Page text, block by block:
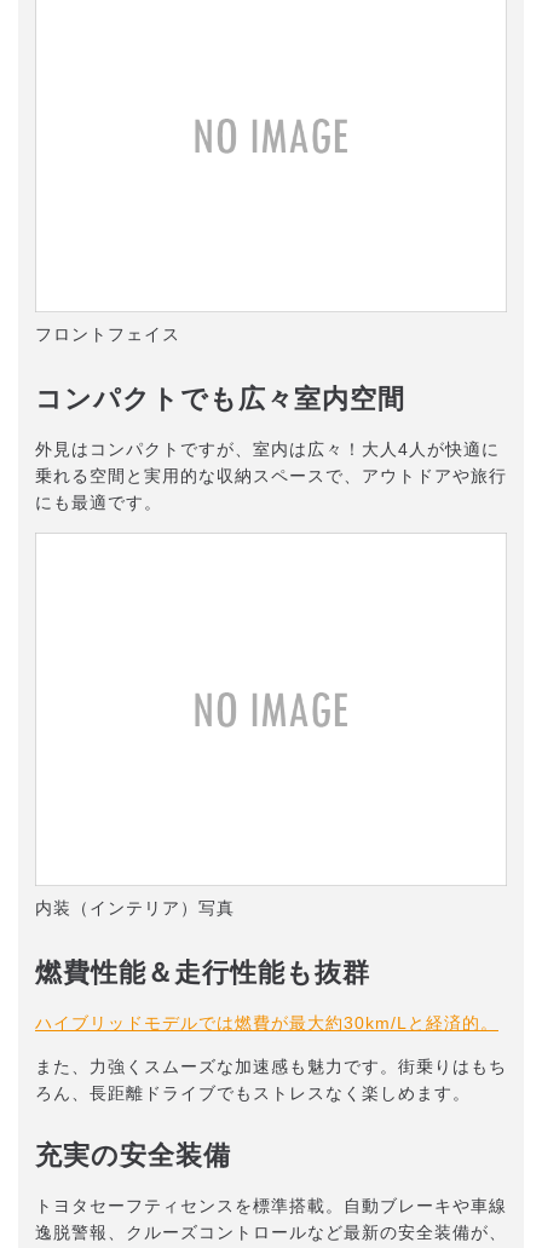
フロントフェイス
コンパクトでも広々室内空間
外見はコンパクトですが、室内は広々！大人4人が快適に
乗れる空間と実用的な収納スペースで、アウトドアや旅行
にも最適です。
内装（インテリア）写真
燃費性能＆走行性能も抜群
ハイブリッドモデルでは燃費が最大約30km/Lと経済的。
また、力強くスムーズな加速感も魅力です。街乗りはもち
ろん、長距離ドライブでもストレスなく楽しめます。
充実の安全装備
トヨタセーフティセンスを標準搭載。自動ブレーキや車線
逸脱警報、クルーズコントロールなど最新の安全装備が、